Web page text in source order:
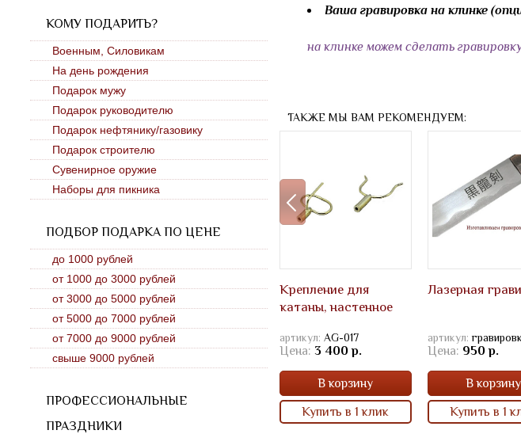
КОМУ ПОДАРИТЬ?
Военным, Силовикам
На день рождения
Подарок мужу
Подарок руководителю
Подарок нефтянику/газовику
Подарок строителю
Сувенирное оружие
Наборы для пикника
ПОДБОР ПОДАРКА ПО ЦЕНЕ
до 1000 рублей
от 1000 до 3000 рублей
от 3000 до 5000 рублей
от 5000 до 7000 рублей
от 7000 до 9000 рублей
свыше 9000 рублей
ПРОФЕССИОНАЛЬНЫЕ
ПРАЗДНИКИ
Ваша гравировка на клинке
на клинке можем сделать
ТАКЖЕ МЫ ВАМ РЕКОМЕНДУЕМ:
Крепление для
катаны, настенное
артикул: AG-017
Цена: 3 400 р.
В корзину
Купить в 1 клик
Лазерная
артикул:
Цена: 950 р.
В корзину
Купить в 1